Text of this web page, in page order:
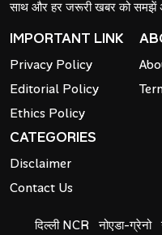
साथ और हर जरूरी खबर को समझें
IMPORTANT LINK
Privacy Policy
Editorial Policy
Ethics Policy
CATEGORIES
Disclaimer
Contact Us
दिल्ली NCR नोएडा-ग्रेनो